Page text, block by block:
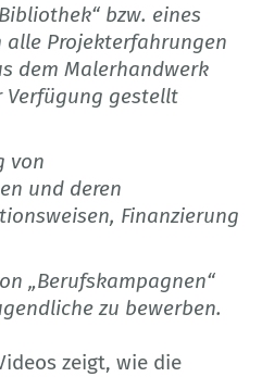
bzw. eines
alle Projekterfahrungen
dem Malerhandwerk
Verfügung gestellt
von
und deren
Finanzierung
„Berufskampagnen“
zu bewerben.
zeigt, wie die